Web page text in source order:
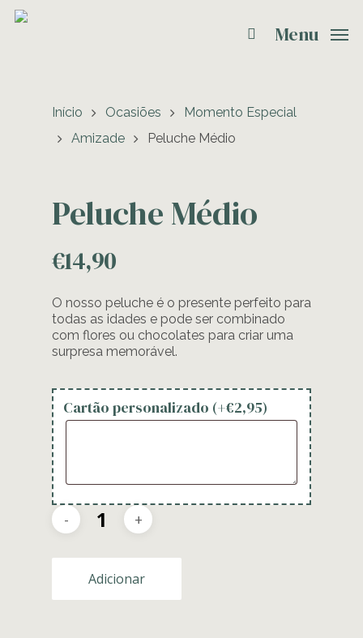
Menu
Início Ocasiões
Momento Especial
Amizade
Peluche Médio
Peluche Médio
€14,90
O nosso peluche é o presente perfeito para
todas as idades e pode ser combinado
com flores ou chocolates para criar uma
surpresa memorável.
Cartão personalizado (+€2,95)
Adicionar